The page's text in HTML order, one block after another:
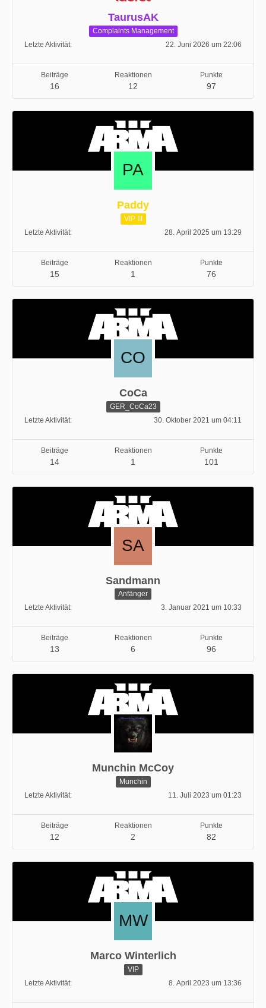
TaurusAK
Complaints Management
Letzte Aktivität
22. Juni 2026 um 22:06
Beiträge
16
Reaktionen
12
Punkte
97
Paddy
VIP III
Letzte Aktivität
28. April 2025 um 13:29
Beiträge
15
Reaktionen
1
Punkte
76
CoCa
GER_CoCa23
Letzte Aktivität
30. Oktober 2021 um 04:11
Beiträge
14
Reaktionen
1
Punkte
101
Sandmann
Anfänger
Letzte Aktivität
3. Januar 2021 um 10:33
Beiträge
13
Reaktionen
6
Punkte
96
Munchin McCoy
Munchin
Letzte Aktivität
11. Juli 2023 um 01:23
Beiträge
12
Reaktionen
2
Punkte
82
Marco Winterlich
VIP
Letzte Aktivität
8. April 2023 um 13:36